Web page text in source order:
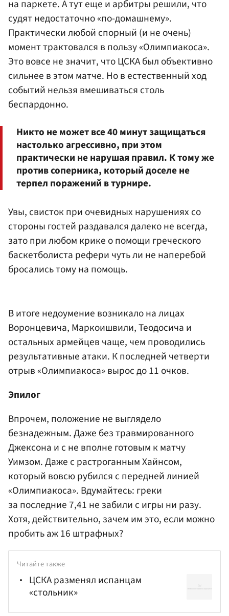
на паркете. А тут еще и арбитры решили, что
судят недостаточно «по-домашнему».
Практически любой спорный (и не очень)
момент трактовался в пользу «Олимпиакоса».
Это вовсе не значит, что ЦСКА был объективно
сильнее в этом матче. Но в естественный ход
событий нельзя вмешиваться столь
беспардонно.
Никто не может все 40 минут защищаться
настолько агрессивно, при этом
практически не нарушая правил. К тому же
против соперника, который доселе не
терпел поражений в турнире.
Увы, свисток при очевидных нарушениях со
стороны гостей раздавался далеко не всегда,
зато при любом крике о помощи греческого
баскетболиста рефери чуть ли не наперебой
бросались тому на помощь.
В итоге недоумение возникало на лицах
Воронцевича, Маркоишвили, Теодосича и
остальных армейцев чаще, чем проводились
результативные атаки. К последней четверти
отрыв «Олимпиакоса» вырос до 11 очков.
Эпилог
Впрочем, положение не выглядело
безнадежным. Даже без травмированного
Джексона и с не вполне готовым к матчу
Уимзом. Даже с растроганным Хайнсом,
который вовсю рубился с передней линией
«Олимпиакоса». Вдумайтесь: греки
за последние 7,41 не забили с игры ни разу.
Хотя, действительно, зачем им это, если можно
пробить аж 16 штрафных?
Читайте также
ЦСКА разменял испанцам
«стольник»